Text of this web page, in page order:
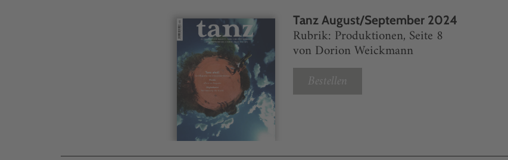
Tanz August/September 2024
Rubrik: Produktionen, Seite 8
von Dorion Weickmann
Bestellen